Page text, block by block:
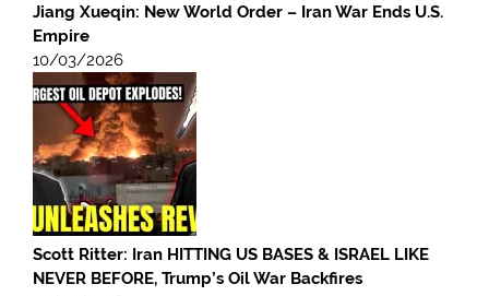
Jiang Xueqin: New World Order – Iran War Ends U.S.
Empire
10/03/2026
Scott Ritter: Iran HITTING US BASES & ISRAEL LIKE
NEVER BEFORE, Trump’s Oil War Backfires